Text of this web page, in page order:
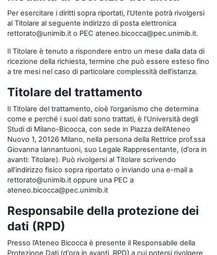
Per esercitare i diritti sopra riportati, l'Utente potrà rivolgersi
al Titolare al seguente indirizzo di posta elettronica
rettorato@unimib.it o PEC ateneo.bicocca@pec.unimib.it.
Il Titolare è tenuto a rispondere entro un mese dalla data di
ricezione della richiesta, termine che può essere esteso fino
a tre mesi nel caso di particolare complessità dell’istanza.
Titolare del trattamento
Il Titolare del trattamento, cioè l’organismo che determina
come e perché i suoi dati sono trattati, è l’Università degli
Studi di Milano-Bicocca, con sede in Piazza dell’Ateneo
Nuovo 1, 20126 Milano, nella persona della Rettrice prof.ssa
Giovanna Iannantuoni, suo Legale Rappresentante, (d’ora in
avanti: Titolare). Può rivolgersi al Titolare scrivendo
all’indirizzo fisico sopra riportato o inviando una e-mail a
rettorato@unimib.it oppure una PEC a
ateneo.bicocca@pec.unimib.it
Responsabile della protezione dei
dati (RPD)
Presso l’Ateneo Bicocca è presente il Responsabile della
Protezione Dati (d'ora in avanti, RPD) a cui potersi rivolgere